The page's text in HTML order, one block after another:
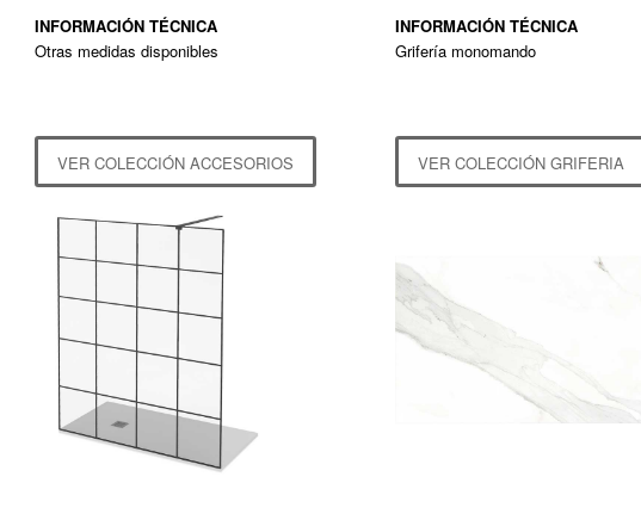
INFORMACIÓN TÉCNICA
Otras medidas disponibles
INFORMACIÓN TÉCNICA
Grifería monomando
VER COLECCIÓN ACCESORIOS VER COLECCIÓN GRIFERIA